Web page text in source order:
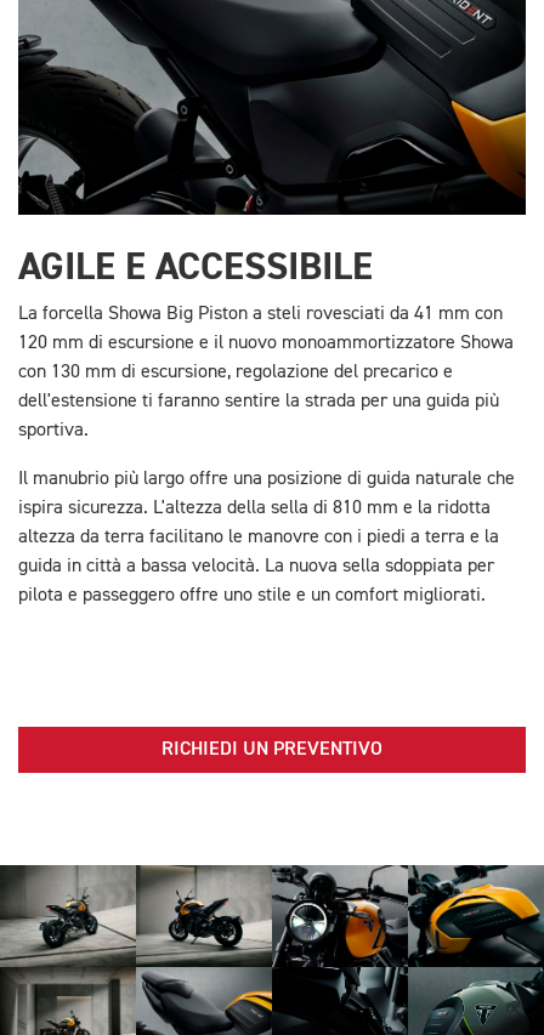
AGILE E ACCESSIBILE
La forcella Showa Big Piston a steli rovesciati da 41 mm con
120 mm di escursione e il nuovo monoammortizzatore Showa
con 130 mm di escursione, regolazione del precarico e
dell'estensione ti faranno sentire la strada per una guida più
sportiva.
Il manubrio più largo offre una posizione di guida naturale che
ispira sicurezza. L'altezza della sella di 810 mm e la ridotta
altezza da terra facilitano le manovre con i piedi a terra e la
guida in città a bassa velocità. La nuova sella sdoppiata per
pilota e passeggero offre uno stile e un comfort migliorati.
RICHIEDI UN PREVENTIVO